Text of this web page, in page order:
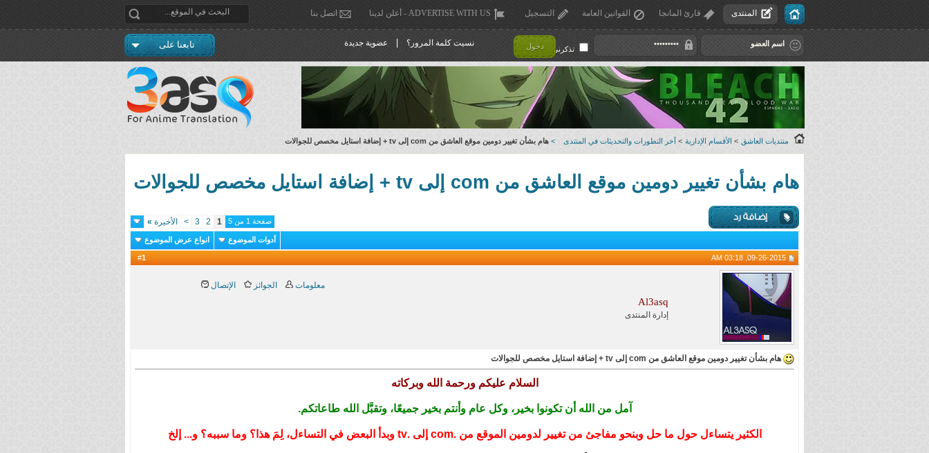
المنتدى قارئ المانجا القوانين العامة التسجيل ADVERTISE WITH US - أعلن لدينا اتصل بنا
تذكرني ! دخول نسيت كلمة المرور؟ عضوية جديدة تابعنا على
منتديات العاشق > الأقسام الإدارية > آخر التطورات والتحديثات في المنتدى > هام بشأن تغيير دومين موقع العاشق من com إلى tv + إضافة استايل مخصص للجوالات
هام بشأن تغيير دومين موقع العاشق من com إلى tv + إضافة استايل مخصص للجوالات
صفحة 1 من 5 1
2
3
> الأخيرة »
أدوات الموضوع انواع عرض الموضوع
1
Al3asq
إدارة المنتدى
معلومات الجوائز الإتصال
هام بشأن تغيير دومين موقع العاشق من com إلى tv + إضافة استايل مخصص للجوالات
السلام عليكم ورحمة الله وبركاته
آمل من الله أن تكونوا بخير، وكل عام وأنتم بخير جميعًا، وتقبَّل الله طاعاتكم.
الكثير يتساءل حول ما حل وبنحو مفاجئ من تغيير لدومين الموقع من .com إلى .tv وبدأ البعض في التساءل، لِمَ هذا؟ وما سببه؟ و... إلخ